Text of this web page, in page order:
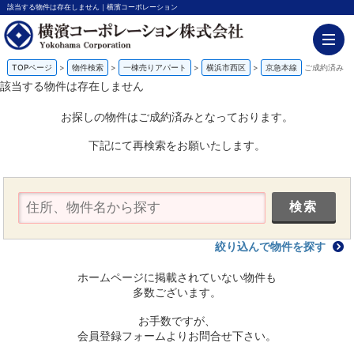
該当する物件は存在しません｜横濱コーポレーション
TOPページ > 物件検索 > 一棟売りアパート > 横浜市西区 > 京急本線 ご成約済み
該当する物件は存在しません
お探しの物件はご成約済みとなっております。
下記にて再検索をお願いたします。
絞り込んで物件を探す
ホームページに掲載されていない物件も
多数ございます。
お手数ですが、
会員登録フォームよりお問合せ下さい。